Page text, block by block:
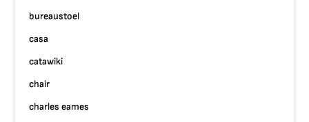
bureaustoel
casa
catawiki
chair
charles eames